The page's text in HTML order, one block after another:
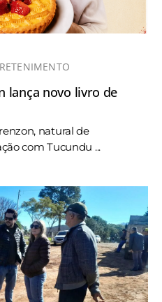
lança novo livro de
natural de
com Tucundu ...